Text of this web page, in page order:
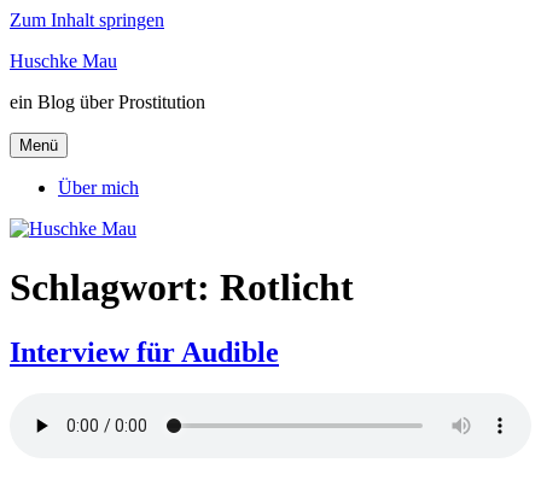
Zum Inhalt springen
Huschke Mau
ein Blog über Prostitution
Menü
Über mich
Schlagwort: Rotlicht
Interview für Audible